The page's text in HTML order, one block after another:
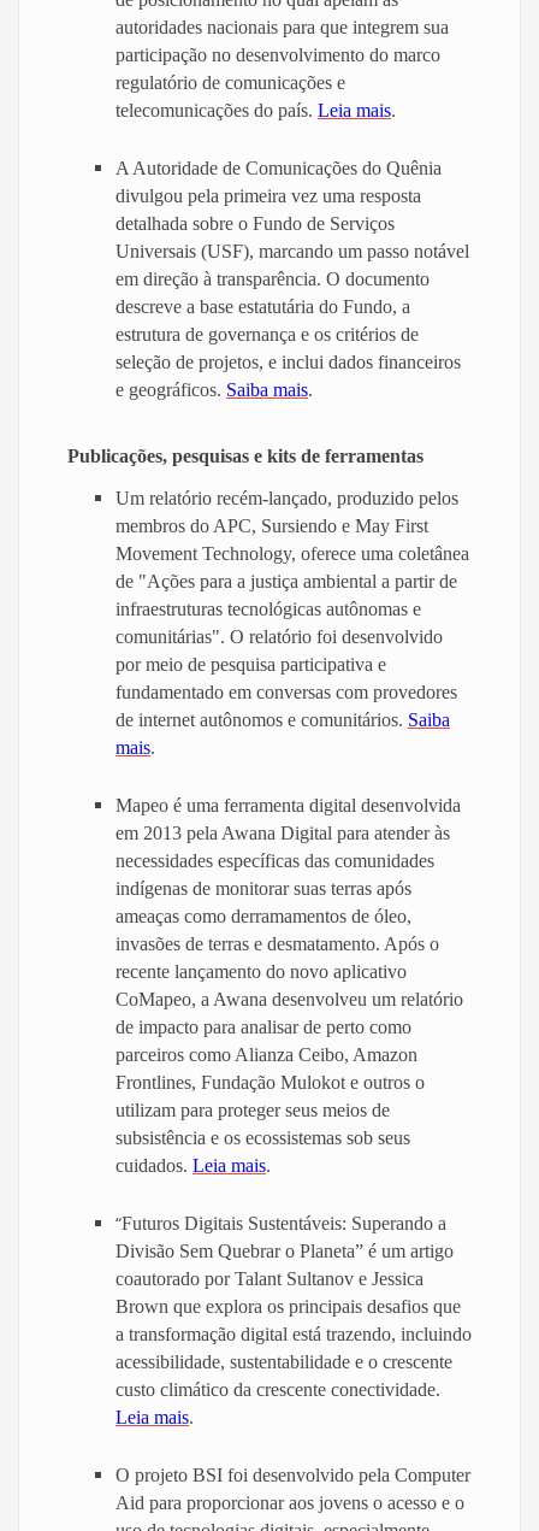
autoridades nacionais para que integrem sua
participação no desenvolvimento do marco
regulatório de comunicações e
telecomunicações do país. Leia mais.
A Autoridade de Comunicações do Quênia
divulgou pela primeira vez uma resposta
detalhada sobre o Fundo de Serviços
Universais (USF), marcando um passo notável
em direção à transparência. O documento
descreve a base estatutária do Fundo, a
estrutura de governança e os critérios de
seleção de projetos, e inclui dados financeiros
e geográficos. Saiba mais.
Publicações, pesquisas e kits de ferramentas
Um relatório recém-lançado, produzido pelos
membros do APC, Sursiendo e May First
Movement Technology, oferece uma coletânea
de "Ações para a justiça ambiental a partir de
infraestruturas tecnológicas autônomas e
comunitárias". O relatório foi desenvolvido
por meio de pesquisa participativa e
fundamentado em conversas com provedores
de internet autônomos e comunitários. Saiba
mais.
Mapeo é uma ferramenta digital desenvolvida
em 2013 pela Awana Digital para atender às
necessidades específicas das comunidades
indígenas de monitorar suas terras após
ameaças como derramamentos de óleo,
invasões de terras e desmatamento. Após o
recente lançamento do novo aplicativo
CoMapeo, a Awana desenvolveu um relatório
de impacto para analisar de perto como
parceiros como Alianza Ceibo, Amazon
Frontlines, Fundação Mulokot e outros o
utilizam para proteger seus meios de
subsistência e os ecossistemas sob seus
cuidados. Leia mais.
“Futuros Digitais Sustentáveis: Superando a
Divisão Sem Quebrar o Planeta” é um artigo
coautorado por Talant Sultanov e Jessica
Brown que explora os principais desafios que
a transformação digital está trazendo, incluindo
acessibilidade, sustentabilidade e o crescente
custo climático da crescente conectividade.
Leia mais.
O projeto BSI foi desenvolvido pela Computer
Aid para proporcionar aos jovens o acesso e o